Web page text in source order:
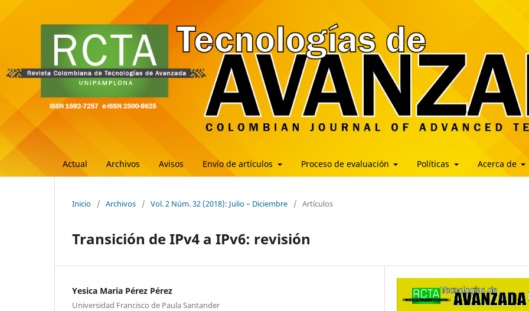
Actual Archivos Avisos Envío de artículos Proceso de evaluación Políticas Acerca de
Inicio / Archivos / Vol. 2 Núm. 32 (2018): Julio – Diciembre / Artículos
Transición de IPv4 a IPv6: revisión
Yesica Maria Pérez Pérez
Universidad Francisco de Paula Santander